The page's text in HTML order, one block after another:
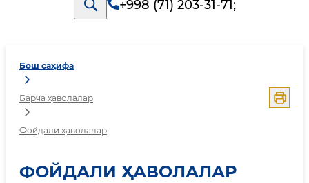
+998 (71) 203-31-71;
Бош саҳифа
Барча ҳаволалар
Фойдали ҳаволалар
ФОЙДАЛИ ҲАВОЛАЛАР